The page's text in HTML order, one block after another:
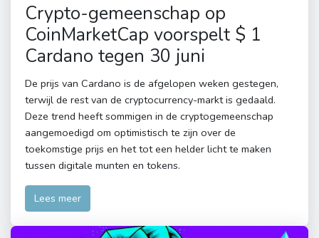
Crypto-gemeenschap op
CoinMarketCap voorspelt $ 1
Cardano tegen 30 juni
De prijs van Cardano is de afgelopen weken gestegen,
terwijl de rest van de cryptocurrency-markt is gedaald.
Deze trend heeft sommigen in de cryptogemeenschap
aangemoedigd om optimistisch te zijn over de
toekomstige prijs en het tot een helder licht te maken
tussen digitale munten en tokens.
Lees meer